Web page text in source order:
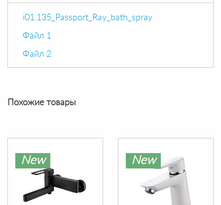
i01.135_Passport_Ray_bath_spray
Файл 1
Файл 2
Похожие товары
New New